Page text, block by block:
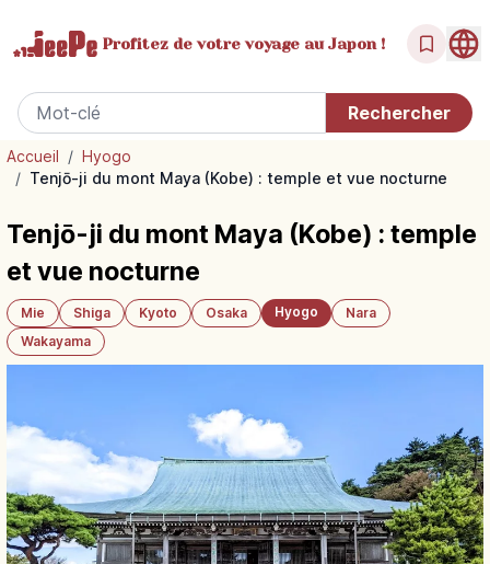
Profitez de votrevoyage au Japon !
Accueil / Hyogo
/ Tenjō-ji du mont Maya (Kobe) : temple et vue nocturne
Tenjō-ji du mont Maya (Kobe) : temple
et vue nocturne
Mie Shiga Kyoto Osaka Hyogo
Nara
Wakayama